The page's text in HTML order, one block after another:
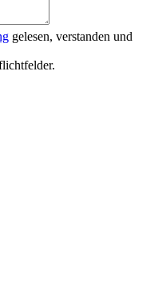
gelesen, verstanden und